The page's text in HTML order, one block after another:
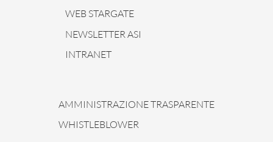
WEB STARGATE
NEWSLETTER ASI
INTRANET
AMMINISTRAZIONE TRASPARENTE
WHISTLEBLOWER